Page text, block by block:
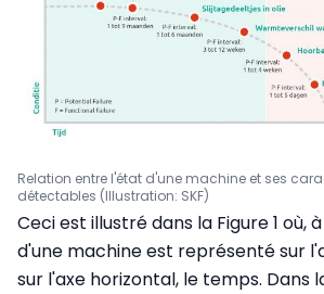
Relation entre l'état d'une machine et ses
détectables (Illustration: SKF)
Ceci est illustré dans la Figure 1 où,
d'une machine est représenté sur
sur l'axe horizontal, le temps. Dans